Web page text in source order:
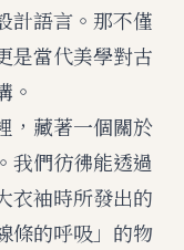
計語言。那不僅
是當代美學對古
。
，藏著一個關於
我們彷彿能透過
衣袖時所發出的
條的呼吸」的物